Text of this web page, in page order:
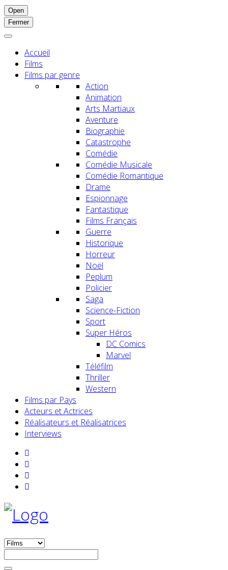
Open
Fermer
Accueil
Films
Films par genre
Action
Animation
Arts Martiaux
Aventure
Biographie
Catastrophe
Comédie
Comédie Musicale
Comédie Romantique
Drame
Espionnage
Fantastique
Films Français
Guerre
Historique
Horreur
Noël
Peplum
Policier
Saga
Science-Fiction
Sport
Super Héros
DC Comics
Marvel
Téléfilm
Thriller
Western
Films par Pays
Acteurs et Actrices
Réalisateurs et Réalisatrices
Interviews